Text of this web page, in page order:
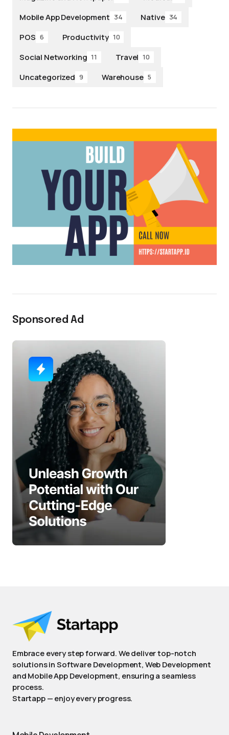
Mobile App Development 34 Native 34
POS 6 Productivity 10
Social Networking 11 Travel 10
Uncategorized 9 Warehouse 5
Sponsored Ad
Embrace every step forward. We deliver top-notch
solutions in Software Development, Web Development
and Mobile App Development, ensuring a seamless
process.
Startapp — enjoy every progress.